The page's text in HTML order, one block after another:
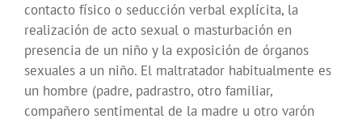
contacto físico o seducción verbal explícita, la
realización de acto sexual o masturbación en
presencia de un niño y la exposición de órganos
sexuales a un niño. El maltratador habitualmente es
un hombre (padre, padrastro, otro familiar,
compañero sentimental de la madre u otro varón